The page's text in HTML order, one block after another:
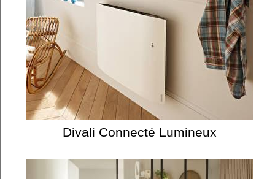
Divali Connecté Lumineux